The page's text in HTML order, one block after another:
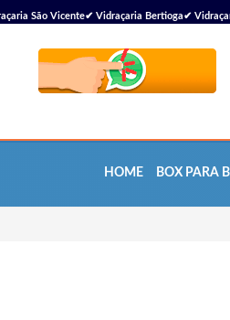
São Vicente✔ Vidraçaria Bertioga✔
HOME BOX PARA